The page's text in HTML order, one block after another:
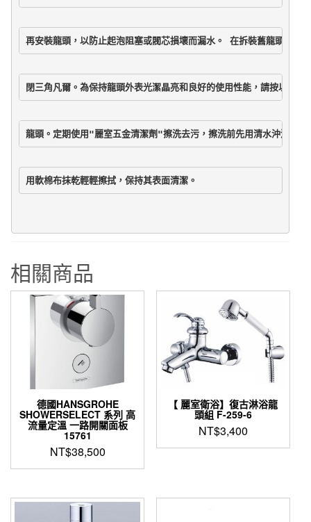
再安裝龍頭，以防止起泡阻塞或閥芯損壞而漏水。 在拆裝舊龍頭前，
閉三角凡爾。為保持龍頭外表光潔晶亮和良好的使用性能，請按以下方
龍頭。定期使用"麗室五金清潔劑"擦洗去污，擦洗前先用清水沖淨龍頭
用軟棉布抹乾輕輕擦拭，保持其表面清潔。
相關商品
德國HANSGROHE
SHOWERSELECT 系列 高
流量定溫 一路開關面板
15761
NT$38,500
【 麗室衛浴】復古淋浴龍
頭組 F-259-6
NT$3,400